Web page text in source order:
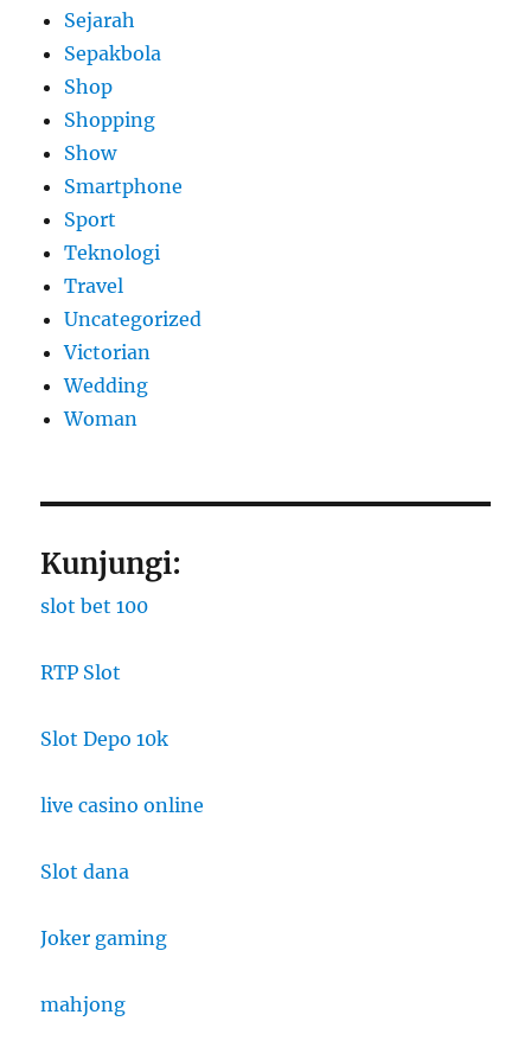
Sejarah
Sepakbola
Shop
Shopping
Show
Smartphone
Sport
Teknologi
Travel
Uncategorized
Victorian
Wedding
Woman
Kunjungi:
slot bet 100
RTP Slot
Slot Depo 10k
live casino online
Slot dana
Joker gaming
mahjong